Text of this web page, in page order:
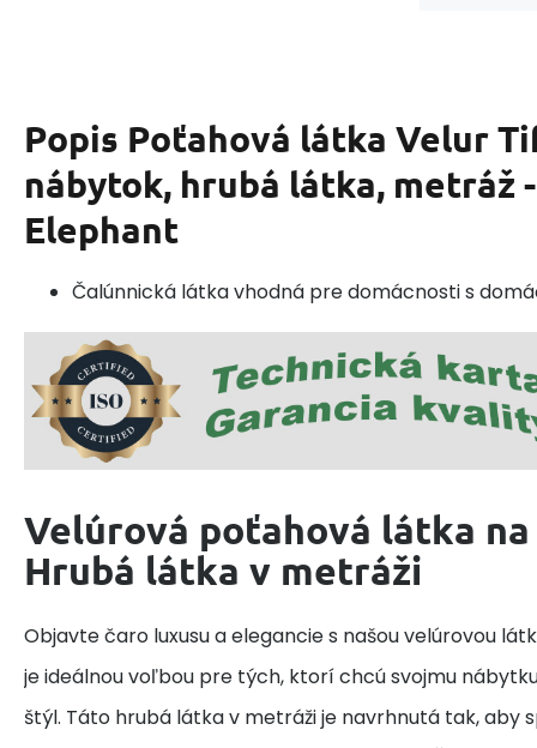
Popis Poťahová látka Velur
nábytok, hrubá látka, metráž
Elephant
Čalúnnická látka vhodná pre domácnosti s
Velúrová poťahová látka
Hrubá látka v metráži
Objavte čaro luxusu a elegancie s našou velúrovou
je ideálnou voľbou pre tých, ktorí chcú svojmu
štýl. Táto hrubá látka v metráži je navrhnutá tak, aby